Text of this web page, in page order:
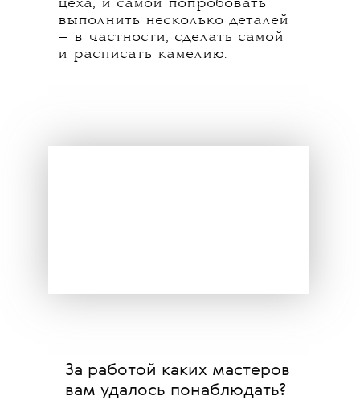
выполнить несколько деталей
— в частности, сделать самой
и расписать камелию.
За работой каких мастеров
вам удалось понаблюдать?